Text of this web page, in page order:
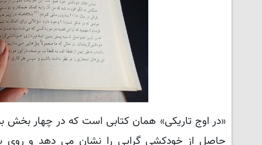
«در اوج تاریکی» همان کتابی است که در چهار
حاصل از خودکشی گرایی را نشان می دهد و